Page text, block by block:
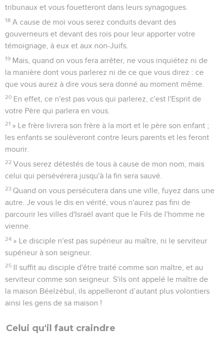
tribunaux et vous fouetteront dans leurs synagogues.
18 A cause de moi vous serez conduits devant des
gouverneurs et devant des rois pour leur apporter votre
témoignage, à eux et aux non-Juifs.
19 Mais, quand on vous fera arrêter, ne vous inquiétez ni de
la manière dont vous parlerez ni de ce que vous direz : ce
que vous aurez à dire vous sera donné au moment même.
20 En effet, ce n'est pas vous qui parlerez, c'est l'Esprit de
votre Père qui parlera en vous.
21 » Le frère livrera son frère à la mort et le père son enfant ;
les enfants se soulèveront contre leurs parents et les feront
mourir.
22 Vous serez détestés de tous à cause de mon nom, mais
celui qui persévérera jusqu'à la fin sera sauvé.
23 Quand on vous persécutera dans une ville, fuyez dans une
autre. Je vous le dis en vérité, vous n'aurez pas fini de
parcourir les villes d'Israël avant que le Fils de l'homme ne
vienne.
24 » Le disciple n'est pas supérieur au maître, ni le serviteur
supérieur à son seigneur.
25 Il suffit au disciple d'être traité comme son maître, et au
serviteur comme son seigneur. S'ils ont appelé le maître de
la maison Béelzébul, ils appelleront d’autant plus volontiers
ainsi les gens de sa maison !
Celui qu'il faut craindre